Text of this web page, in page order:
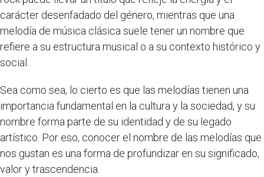
carácter desenfadado del género, mientras que una
melodía de música clásica suele tener un nombre que
refiere a su estructura musical o a su contexto histórico y
social.
Sea como sea, lo cierto es que las melodías tienen una
importancia fundamental en la cultura y la sociedad, y su
nombre forma parte de su identidad y de su legado
artístico. Por eso, conocer el nombre de las melodías que
nos gustan es una forma de profundizar en su significado,
valor y trascendencia.